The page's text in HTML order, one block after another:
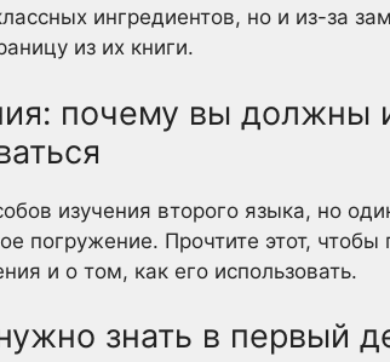
ингредиентов, но и из-за
из их книги.
почему вы должны
изучения второго языка, но
погружение. Прочтите этот, чтобы
и о том, как его использовать.
знать в первый